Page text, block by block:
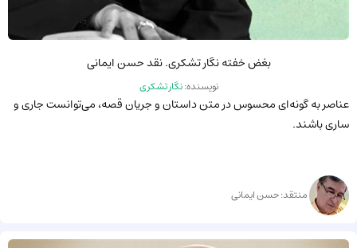
بغض خفته نگار تشکری. نقد حسن ایمانی
نویسنده:نگار تشکری
عناصر به گونه‌ای محسوس در متن داستان و جریان قصه، می‌توانست جاری و
ساری باشند.
منتقد: حسن ایمانی